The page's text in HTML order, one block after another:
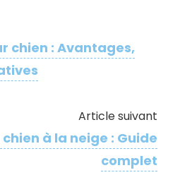
chien : Avantages,
Article suivant
à la neige​ : Guide
complet